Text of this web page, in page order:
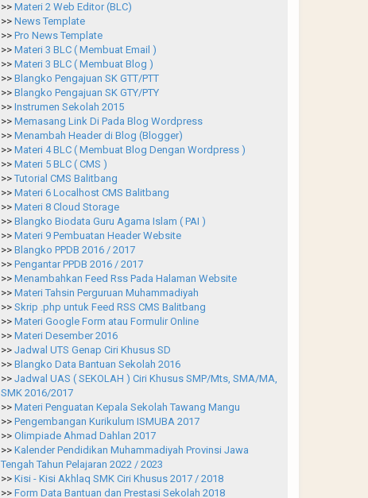
>> Materi 2 Web Editor (BLC)
>> News Template
>> Pro News Template
>> Materi 3 BLC ( Membuat Email )
>> Materi 3 BLC ( Membuat Blog )
>> Blangko Pengajuan SK GTT/PTT
>> Blangko Pengajuan SK GTY/PTY
>> Instrumen Sekolah 2015
>> Memasang Link Di Pada Blog Wordpress
>> Menambah Header di Blog (Blogger)
>> Materi 4 BLC ( Membuat Blog Dengan Wordpress )
>> Materi 5 BLC ( CMS )
>> Tutorial CMS Balitbang
>> Materi 6 Localhost CMS Balitbang
>> Materi 8 Cloud Storage
>> Blangko Biodata Guru Agama Islam ( PAI )
>> Materi 9 Pembuatan Header Website
>> Blangko PPDB 2016 / 2017
>> Pengantar PPDB 2016 / 2017
>> Menambahkan Feed Rss Pada Halaman Website
>> Materi Tahsin Perguruan Muhammadiyah
>> Skrip .php untuk Feed RSS CMS Balitbang
>> Materi Google Form atau Formulir Online
>> Materi Desember 2016
>> Jadwal UTS Genap Ciri Khusus SD
>> Blangko Data Bantuan Sekolah 2016
>> Jadwal UAS ( SEKOLAH ) Ciri Khusus SMP/Mts, SMA/MA,
SMK 2016/2017
>> Materi Penguatan Kepala Sekolah Tawang Mangu
>> Pengembangan Kurikulum ISMUBA 2017
>> Olimpiade Ahmad Dahlan 2017
>> Kalender Pendidikan Muhammadiyah Provinsi Jawa
Tengah Tahun Pelajaran 2022 / 2023
>> Kisi - Kisi Akhlaq SMK Ciri Khusus 2017 / 2018
>> Form Data Bantuan dan Prestasi Sekolah 2018